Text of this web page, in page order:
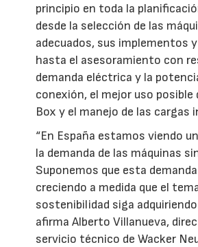
principio en toda la
desde la selección de las
adecuados, sus implementos
hasta el asesoramiento con
demanda eléctrica y la
conexión, el mejor uso posible
Box y el manejo de las cargas
“En España estamos viendo
la demanda de las máquinas
Suponemos que esta
creciendo a medida que el
sostenibilidad siga
afirma Alberto Villanueva,
servicio técnico de Wacker